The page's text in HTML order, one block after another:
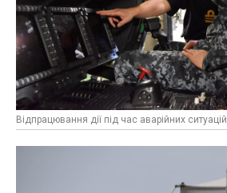
Відпрацювання дії під час аварійних ситуацій